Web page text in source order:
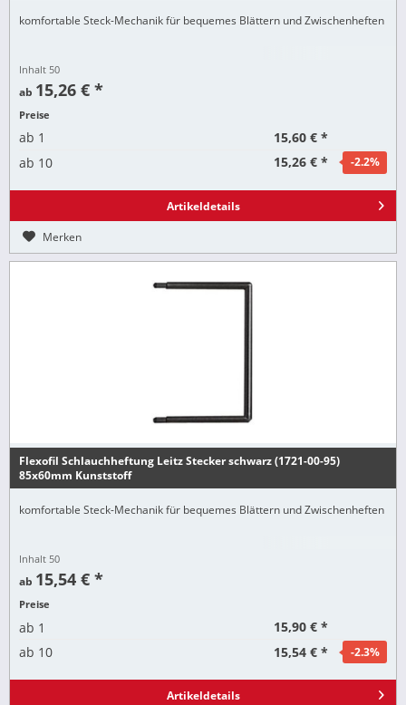
komfortable Steck-Mechanik für bequemes Blättern und Zwischenheften
Inhalt 50
ab 15,26 € *
Preise
ab 1
15,60 € *
ab 10 15,26 € * -2.2%
Artikeldetails
Merken
Flexofil Schlauchheftung Leitz Stecker schwarz (1721-00-95)
85x60mm Kunststoff
komfortable Steck-Mechanik für bequemes Blättern und Zwischenheften
Inhalt50
ab 15,54 € *
Preise
ab 1
15,90 € *
ab 10 15,54 € * -2.3%
Artikeldetails